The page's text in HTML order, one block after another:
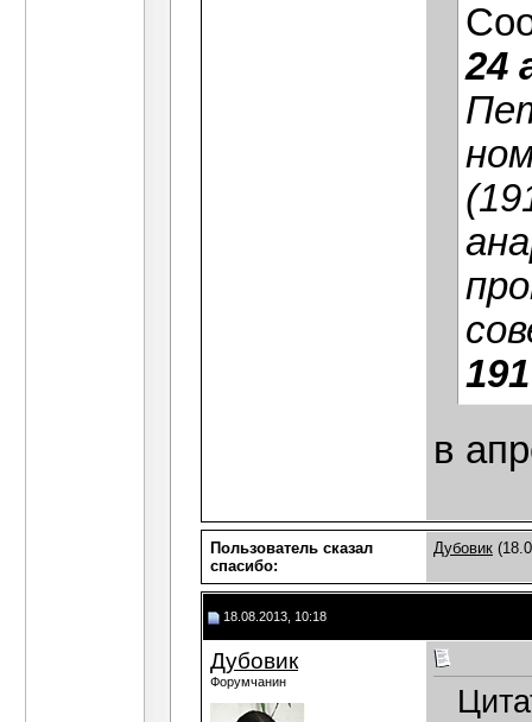
24
в
Пользователь сказал
cпасибо:
Дубовик
18.08.2013, 10:18
Дубовик
Форумчанин